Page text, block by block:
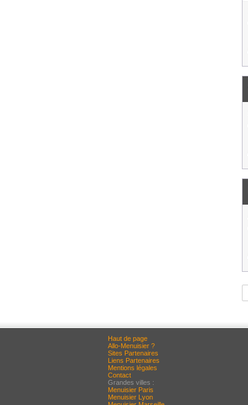
Haut de page
Allo-Menuisier ?
Sites Partenaires
Liens Partenaires
Mentions légales
Contact
Grandes villes :
Menuisier Paris
Menuisier Lyon